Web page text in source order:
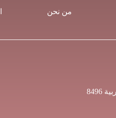
من نحن
8496 شارع الأمير مشهور الوحدة 6 الجبيل، 35514 - 3550 المملكة العربية